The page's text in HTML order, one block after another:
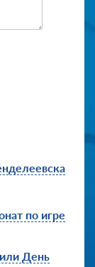
по игре
День